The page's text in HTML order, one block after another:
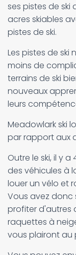
ses pistes de ski
acres skiables
pistes de ski.
Les pistes de ski
moins de
terrains de ski
nouveaux
leurs
Meadowlark ski
par rapport aux
Outre le ski, il y
des véhicules à
louer un vélo et
Vous avez
profiter d'autres
raquettes à
vous plairont au